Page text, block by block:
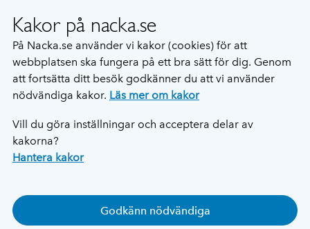
Kakor på nacka.se
På Nacka.se använder vi kakor (cookies) för att
webbplatsen ska fungera på ett bra sätt för dig. Genom
att fortsätta ditt besök godkänner du att vi använder
nödvändiga kakor. Läs mer om kakor
Vill du göra inställningar och acceptera delar av
kakorna?
Hantera kakor
Godkänn nödvändiga